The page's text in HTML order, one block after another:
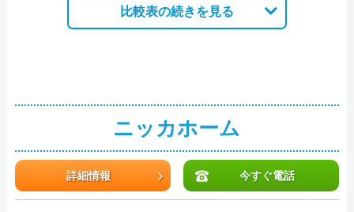
比較表の続きを見る
ニッカホーム
詳細情報 今すぐ電話